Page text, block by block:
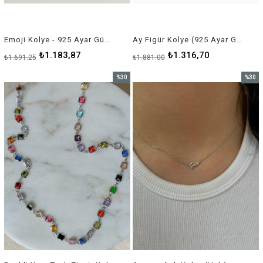
₺1.183,87
₺1.691,25 ₺1.316,70
₺1.881,00
%30
İndirim
%30